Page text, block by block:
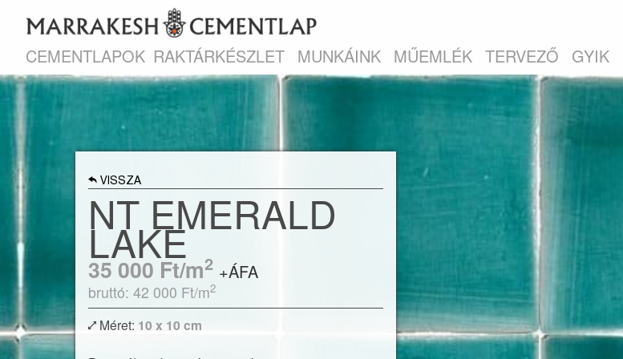
CEMENTLAPOK RAKTÁRKÉSZLET MUNKÁINK MŰEMLÉK TERVEZŐ GYIK
VISSZA
NT EMERALD
LAKE
35 000 Ft/m2 +ÁFA
bruttó: 42 000 Ft/m2
Méret: 10 x 10 cm